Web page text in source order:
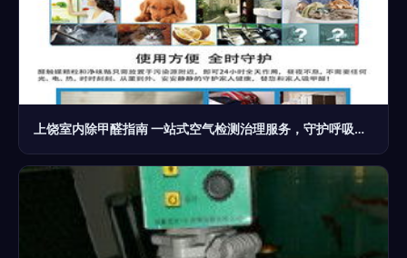
上饶室内除甲醛指南 一站式空气检测治理服务，守护呼吸健康